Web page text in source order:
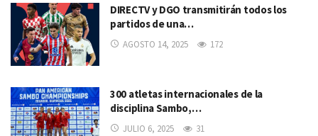
DIRECTV y DGO transmitirán todos los
partidos de una…
AGOSTO 14, 2025 172
300 atletas internacionales de la
disciplina Sambo,…
JULIO 6, 2025 31